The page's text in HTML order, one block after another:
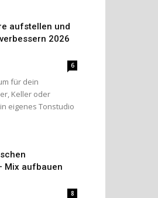
aufstellen und
2026
6
für dein
Keller oder
eigenes Tonstudio
Mix aufbauen
8